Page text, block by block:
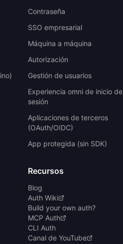
Contraseña
SSO empresarial
Máquina a máquina
Autorización
Gestión de usuarios
Experiencia omni de inicio de
sesión
Aplicaciones de terceros
(OAuth/OIDC)
App protegida (sin SDK)
Recursos
Blog
Auth Wiki
Build your own auth?
MCP Auth
CLI Auth
Canal de YouTube